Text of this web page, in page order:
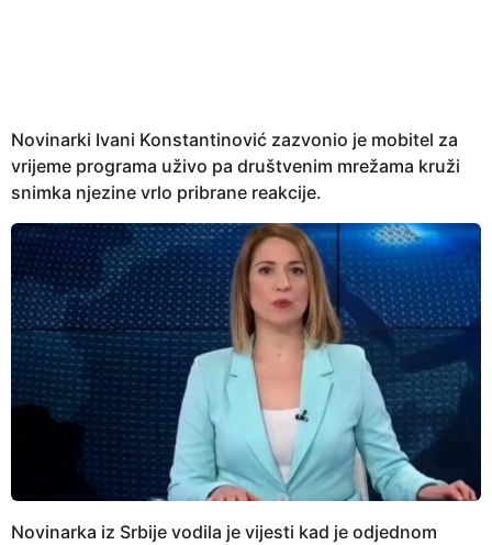
g
o
Novinarki Ivani Konstantinović zazvonio je mobitel za
vrijeme programa uživo pa društvenim mrežama kruži
snimka njezine vrlo pribrane reakcije.
Novinarka iz Srbije vodila je vijesti kad je odjednom